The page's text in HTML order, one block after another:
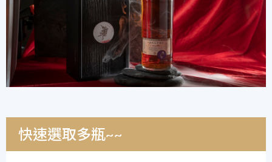
快速選取多瓶~~